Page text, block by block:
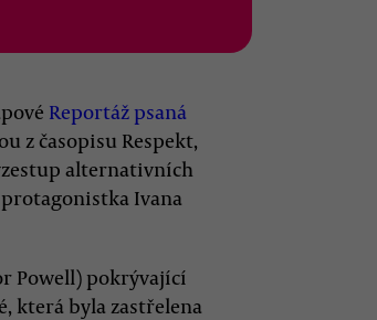
Reportáž psaná
z časopisu Respekt,
alternativních
Ivana
Powell) pokrývající
která byla zastřelena